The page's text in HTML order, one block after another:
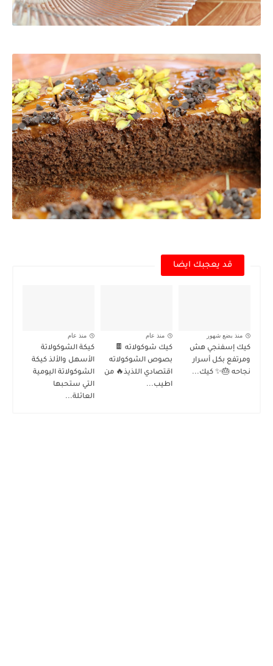
قد يعجبك ايضا
منذ بضع شهور
كيك إسفنجي هش
ومرتفع بكل أسرار
نجاحه 🎂✨ كيك...
منذ عام
كيك شوكولاته 🍫
بصوص الشوكولاته
اقتصادي اللذيذ🔥 من
اطيب...
منذ عام
كيكة الشوكولاتة
الأسهل والألذ كيكة
الشوكولاتة اليومية
التي ستحبها
العائلة...